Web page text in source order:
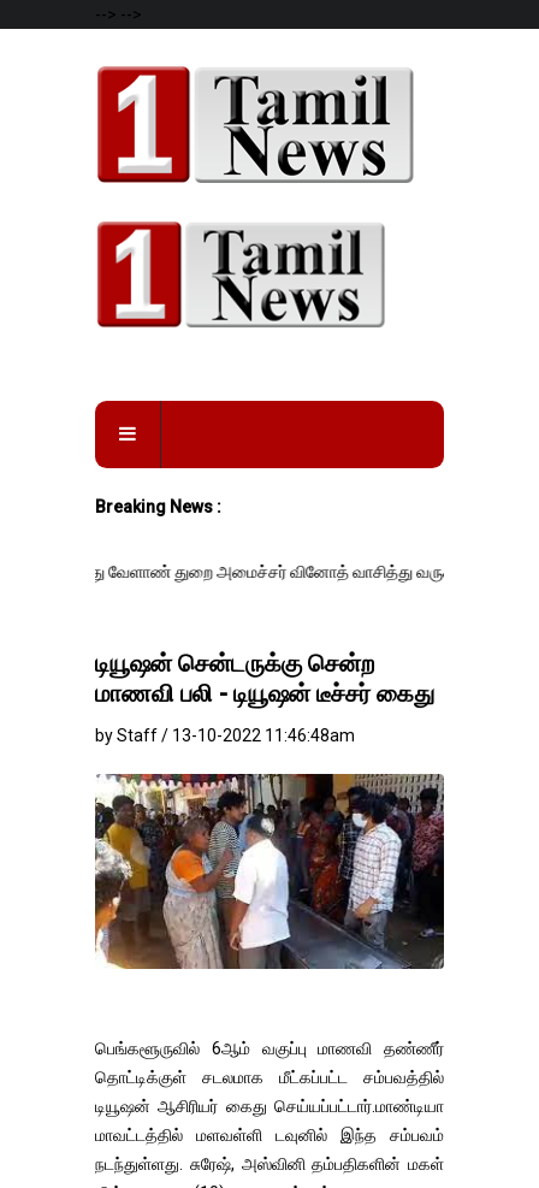
--> -->
Breaking News :
வேளாண் துறை அமைச்சர் வினோத் வாசித்து வருகிறார். �.
டியூஷன் சென்டருக்கு சென்ற
மாணவி பலி - டியூஷன் டீச்சர் கைது
by Staff / 13-10-2022 11:46:48am
பெங்களூருவில் 6ஆம் வகுப்பு மாணவி தண்ணீர்
தொட்டிக்குள் சடலமாக மீட்கப்பட்ட சம்பவத்தில்
டியூஷன் ஆசிரியர் கைது செய்யப்பட்டார்.மாண்டியா
மாவட்டத்தில் மளவள்ளி டவுனில் இந்த சம்பவம்
நடந்துள்ளது. சுரேஷ், அஸ்வினி தம்பதிகளின் மகள்